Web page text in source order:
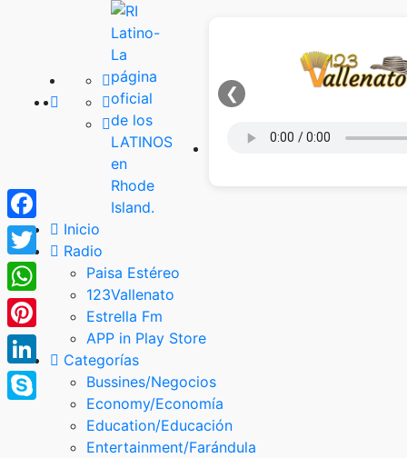
❮
Inicio
Radio
Paisa Estéreo
123Vallenato
Estrella Fm
APP in Play Store
Categorías
Bussines/Negocios
Economy/Economía
Education/Educación
Entertainment/Farándula
Facebook
Twitter
WhatsApp
Pinterest
LinkedIn